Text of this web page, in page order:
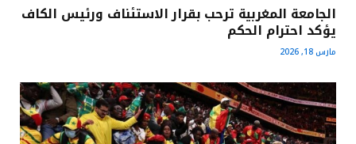
الجامعة المغربية ترحب بقرار الاستئناف ورئيس الكاف
يؤكد احترام الحكم
مارس 18, 2026